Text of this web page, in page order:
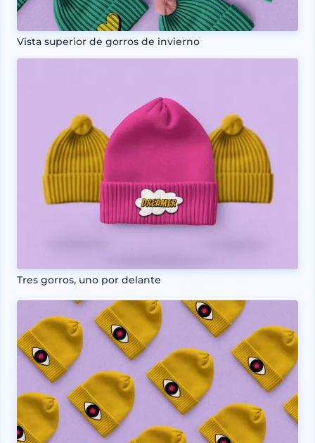
Vista superior de gorros de invierno
Tres gorros, uno por delante